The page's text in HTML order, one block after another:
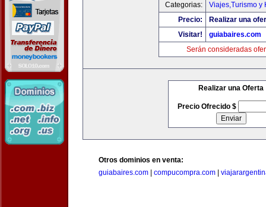
Categorias:
Viajes,Turismo y
Precio:
Realizar una
Visitar!
guiabaires.com
Serán consideradas
Realizar una Oferta
Precio Ofrecido $
Otros dominios en venta:
guiabaires.com
compucompra.com